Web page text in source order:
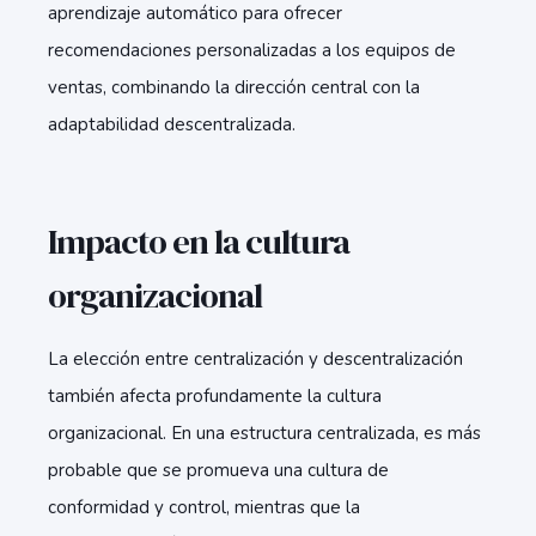
aprendizaje automático para ofrecer
recomendaciones personalizadas a los equipos de
ventas, combinando la dirección central con la
adaptabilidad descentralizada.
Impacto en la cultura
organizacional
La elección entre centralización y descentralización
también afecta profundamente la cultura
organizacional. En una estructura centralizada, es más
probable que se promueva una cultura de
conformidad y control, mientras que la